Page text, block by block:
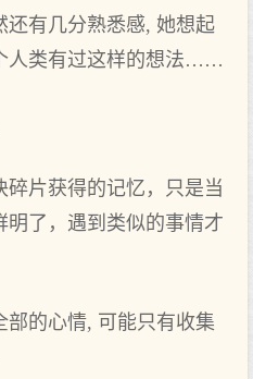
还有几分熟悉感, 她想起
人类有过这样的想法……
碎片获得的记忆，只是当
明了，遇到类似的事情才
部的心情, 可能只有收集